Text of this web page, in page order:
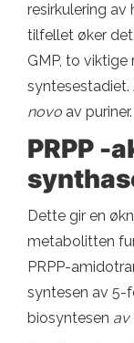
resirkulering av
tilfellet øker det
GMP, to
novo av puriner.
PRPP -
Dette gir en
metabolitten
PRPP-
syntesen av 5-
biosyntesen av